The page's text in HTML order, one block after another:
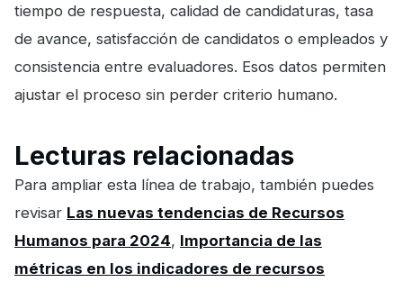
tiempo de respuesta, calidad de candidaturas, tasa
de avance, satisfacción de candidatos o empleados y
consistencia entre evaluadores. Esos datos permiten
ajustar el proceso sin perder criterio humano.
Lecturas relacionadas
Para ampliar esta línea de trabajo, también puedes
revisar Las nuevas tendencias de Recursos
Humanos para 2024, Importancia de las
métricas en los indicadores de recursos